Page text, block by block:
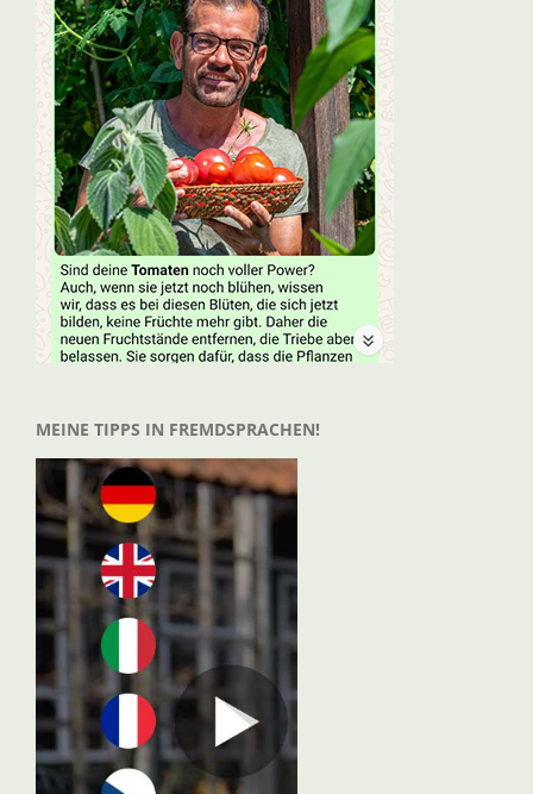
MEINE TIPPS IN FREMDSPRACHEN!